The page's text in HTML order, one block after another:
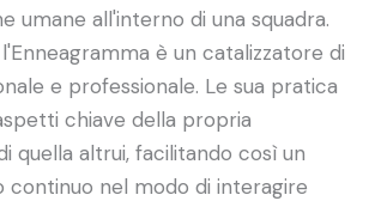
umane all'interno di una squadra.
è un catalizzatore di
e professionale. Le sua pratica
chiave della propria
quella altrui, facilitando così un
continuo nel modo di interagire